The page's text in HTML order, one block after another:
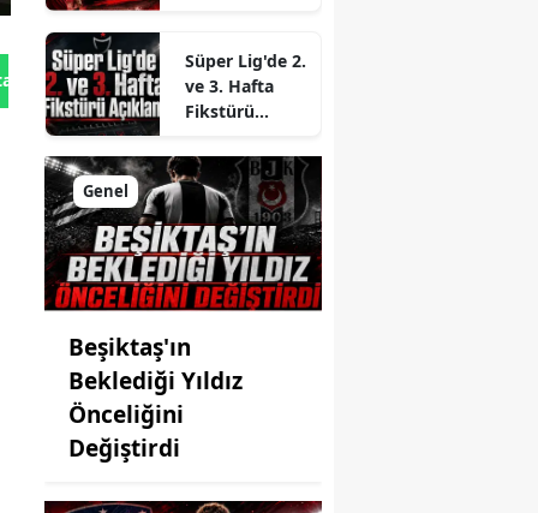
Gönder
Süper Lig'de 2.
ve 3. Hafta
Fikstürü
Genel
Beşiktaş'ın
Beklediği Yıldız
Önceliğini
Değiştirdi